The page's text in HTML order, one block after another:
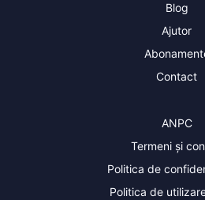
Blog
Ajutor
Contact
ANPC
Termeni și
Politica de
Politica de